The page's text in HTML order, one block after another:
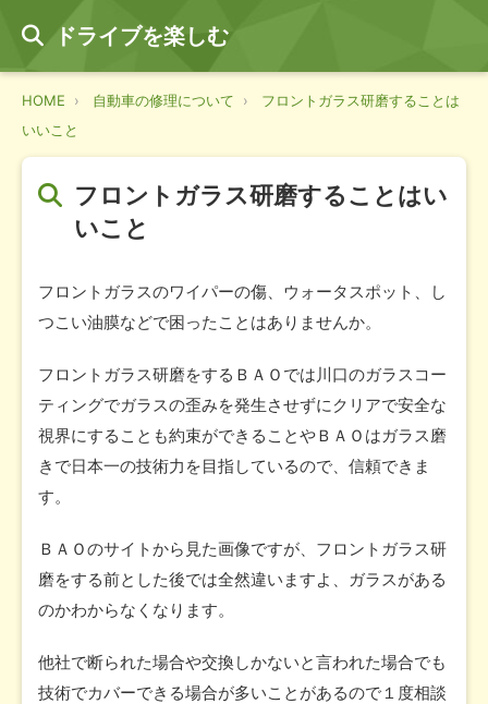
ドライブを楽しむ
HOME 自動車の修理について
フロントガラス研磨することは
いいこと
フロントガラス研磨することはい
いこと
フロントガラスのワイパーの傷、ウォータスポット、し
つこい油膜などで困ったことはありませんか。
フロントガラス研磨をするＢＡＯでは川口のガラスコー
ティングでガラスの歪みを発生させずにクリアで安全な
視界にすることも約束ができることやＢＡＯはガラス磨
きで日本一の技術力を目指しているので、信頼できま
す。
ＢＡＯのサイトから見た画像ですが、フロントガラス研
磨をする前とした後では全然違いますよ、ガラスがある
のかわからなくなります。
他社で断られた場合や交換しかないと言われた場合でも
技術でカバーできる場合が多いことがあるので１度相談